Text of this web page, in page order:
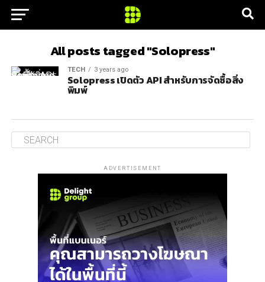
All posts tagged "Solopress"
TECH 3 years ago
Solopress เปิดตัว API สำหรับการจัดซื้อสิ่ง
พิมพ์
ADVERTISEMENT